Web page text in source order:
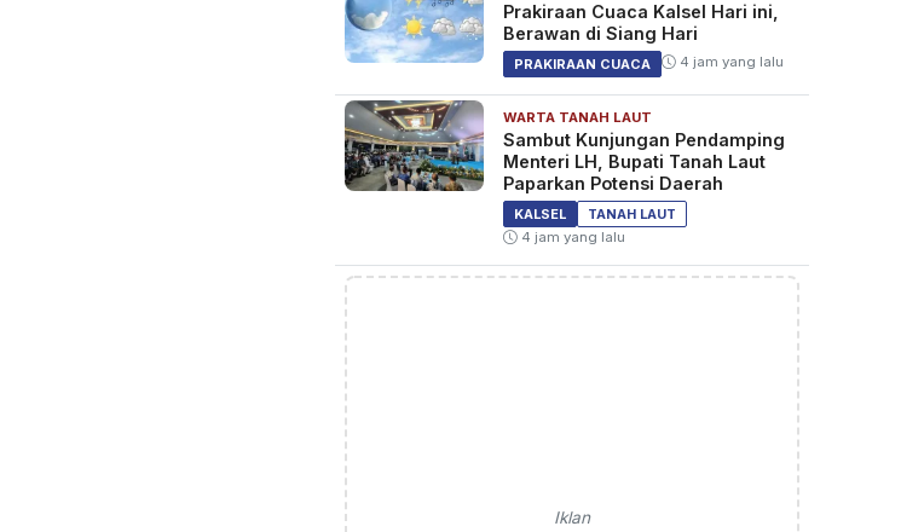
Prakiraan Cuaca Kalsel Hari ini,
Berawan di Siang Hari
PRAKIRAAN CUACA 4 jam yang lalu
WARTA TANAH LAUT
Sambut Kunjungan Pendamping
Menteri LH, Bupati Tanah Laut
Paparkan Potensi Daerah
KALSEL
TANAH LAUT
4 jam yang lalu
Iklan